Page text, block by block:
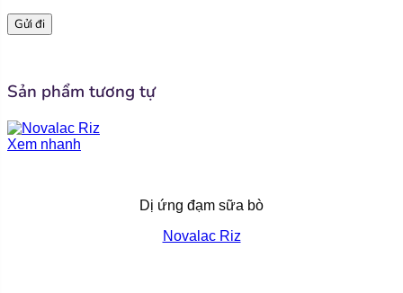
[popup_anything
id="1939"]
[popup_anything
id="1942"]
[popup_anything
Sản phẩm tương tự
Xem nhanh
Dị ứng đạm sữa bò
Novalac Riz